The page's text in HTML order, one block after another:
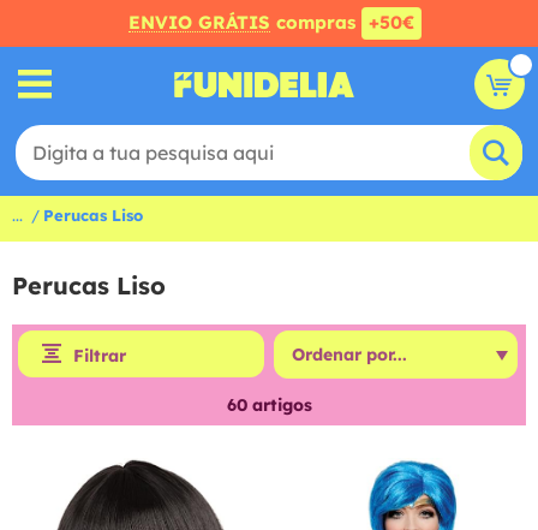
ENVIO GRÁTIS compras +50€
... Perucas Liso
Perucas Liso
Filtrar
60artigos